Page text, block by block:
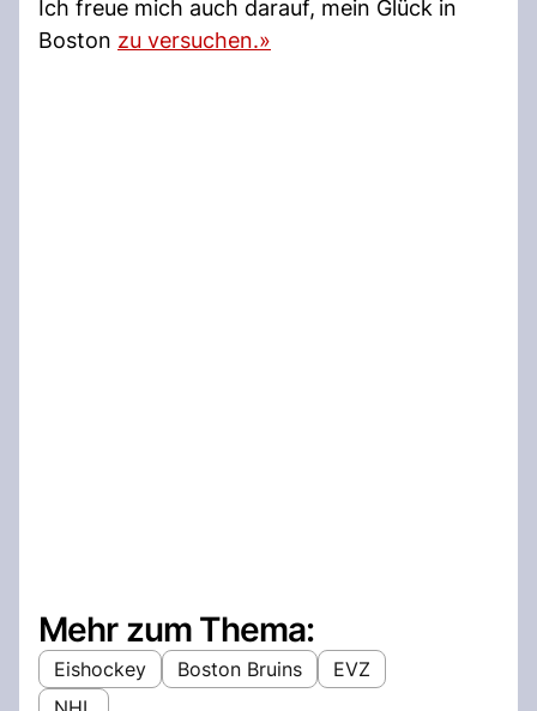
Ich freue mich auch darauf, mein Glück in
Boston zu versuchen.»
Mehr zum Thema:
Eishockey Boston Bruins
EVZ